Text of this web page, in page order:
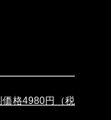
格4980円（税